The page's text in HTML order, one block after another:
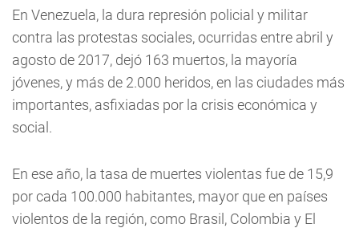
En Venezuela, la dura represión policial y militar
contra las protestas sociales, ocurridas entre abril y
agosto de 2017, dejó 163 muertos, la mayoría
jóvenes, y más de 2.000 heridos, en las ciudades más
importantes, asfixiadas por la crisis económica y
social.
En ese año, la tasa de muertes violentas fue de 15,9
por cada 100.000 habitantes, mayor que en países
violentos de la región, como Brasil, Colombia y El